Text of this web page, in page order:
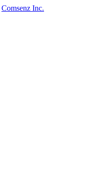
Comsenz Inc.